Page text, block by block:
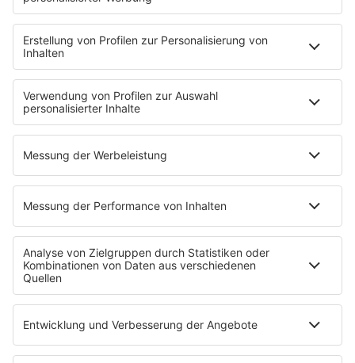
Alexa (externer Link zu Amazon)
CRR YouTube
SERVICE
Wetter
Verkehr & Blitzer
Weggehtipps
Jobbörse
Tipps und Tricks
B2B / Mediadaten
Empfang (DAB+, UKW, IP)